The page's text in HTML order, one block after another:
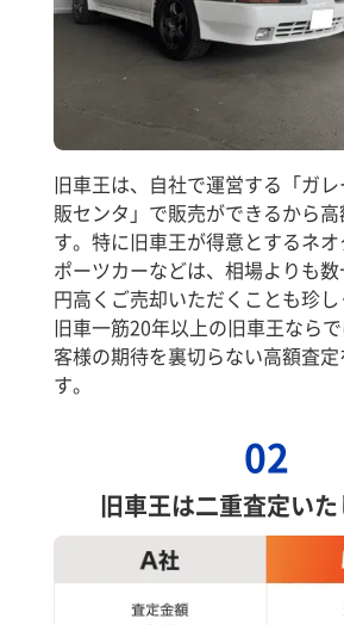
旧車王は、自社で運営する「ガ
販センタ」で販売ができるから
す。特に旧車王が得意とするネ
ポーツカーなどは、相場よりも
円高くご売却いただくことも珍し
旧車一筋20年以上の旧車王なら
客様の期待を裏切らない高額査
す。
02
旧車王は二重査定い